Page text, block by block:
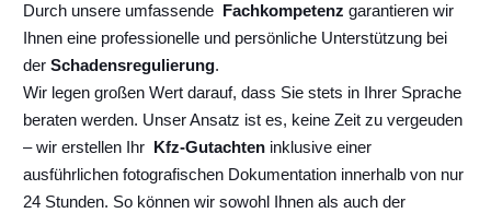
Durch unsere umfassende Fachkompetenz garantieren wir
Ihnen eine professionelle und persönliche Unterstützung bei
der Schadensregulierung.
Wir legen großen Wert darauf, dass Sie stets in Ihrer Sprache
beraten werden. Unser Ansatz ist es, keine Zeit zu vergeuden
– wir erstellen Ihr Kfz-Gutachten inklusive einer
ausführlichen fotografischen Dokumentation innerhalb von nur
24 Stunden. So können wir sowohl Ihnen als auch der